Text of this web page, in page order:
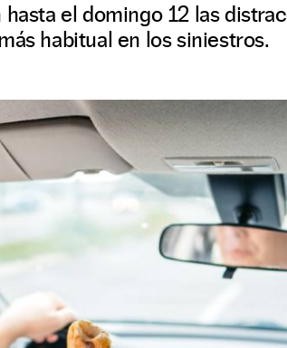
el domingo 12 las
habitual en los siniestros.